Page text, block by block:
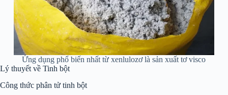
Ứng dụng phổ biến nhất từ xenlulozơ là sản xuất tơ visco
Lý thuyết về Tinh bột
Công thức phân tử tinh bột